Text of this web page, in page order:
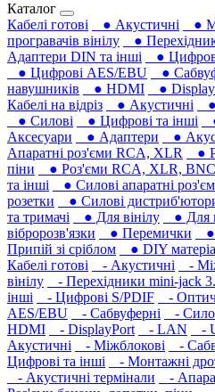
Каталог
Кабелі готові
● Акустичні ●
програвачів вінілу
●
Адаптери DIN та інші
●
● Цифрові AES/EBU
●
навушників‎
● HDMI ●
Кабелі на відріз
● Акустичні ●
● Силові
● Цифрові та інші
Аксесуари
● Адаптери ●
Апаратні роз'єми RCA, XLR
●
піни
● Роз'єми RCA, XLR,
та інші
● Силові апаратні
розетки
● Силові
та тримачі
● Для вінілу ● Для
вібророзв'язки
● Перемички ●
Припій зі сріблом
● DIY
Кабелі готові
- Акустичні -
вінілу
- Перехідники mini-jack
інші
- Цифрові S/PDIF -
AES/EBU
- Сабвуферні -
HDMI
- DisplayPort - LAN -
Акустичні
- Міжблокові -
Цифрові та інші
- Монтажні
- Акустичні термінали
-